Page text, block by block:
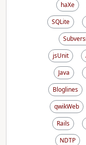
haXe
SQLite
jsUnit
Java
Bloglines
qwikWeb
Rails
NDTP